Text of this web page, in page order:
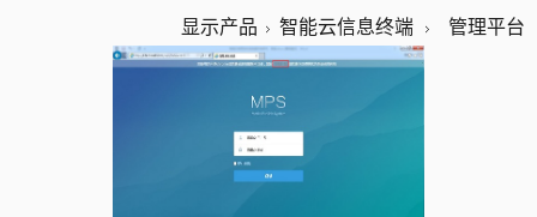
显示产品 智能云信息终端 管理平台